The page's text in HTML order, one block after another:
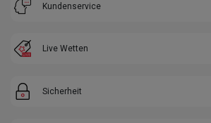
Kundenservice
Live Wetten
Sicherheit